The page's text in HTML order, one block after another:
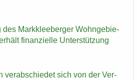
des Mark­klee­ber­ger Wohn­ge­bie­
fi­nan­zi­el­le Un­ter­stüt­zung
ver­ab­schie­det sich von der Ver­